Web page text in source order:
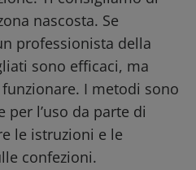
nascosta. Se
professionista della
sono efficaci, ma
I metodi sono
per l’uso da parte di
le istruzioni e le
confezioni.